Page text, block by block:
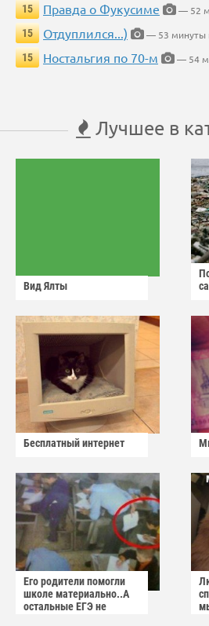
15
Правда о Фукусиме
— 52
15
Отдуплился...)
— 53 минуты
15
Ностальгия по 70-м — 54
Лучшее в
Вид Ялты
Бесплатный интернет
Его родители помогли
школе материально..А
остальные ЕГЭ не